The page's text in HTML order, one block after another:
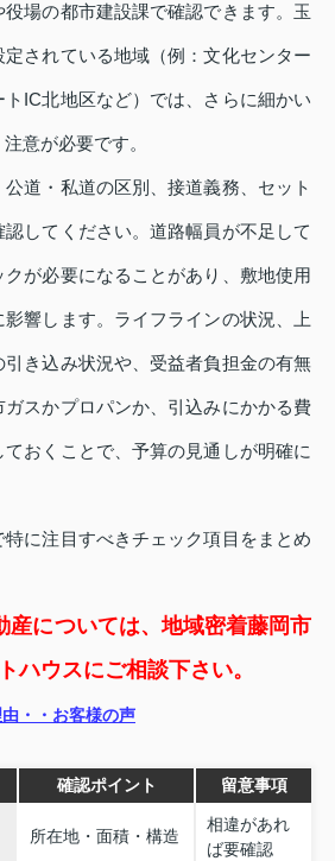
場の都市建設課で確認できます。玉
されている地域（例：文化センター
IC北地区など）では、さらに細かい
意が必要です。
道・私道の区別、接道義務、セット
してください。道路幅員が不足して
が必要になることがあり、敷地使用
響します。ライフラインの状況、上
き込み状況や、受益者負担金の有無
スかプロパンか、引込みにかかる費
おくことで、予算の見通しが明確に
に注目すべきチェック項目をまとめ
産については、地域密着藤岡市
ハウスにご相談下さい。
・・お客様の声
確認ポイント 留意事項
所在地・面積・構造
相違があれ
ば要確認